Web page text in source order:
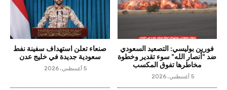
فورين بوليسي: التصعيد السعودي
ضد “أنصار الله” سوء تقدير وخطوة
مخاطرها تفوق المكسب
5 أغسطس، 2026
صنعاء تعلن استهداف سفينة نفط
سعودية جديدة في خليج عدن
5 أغسطس، 2026